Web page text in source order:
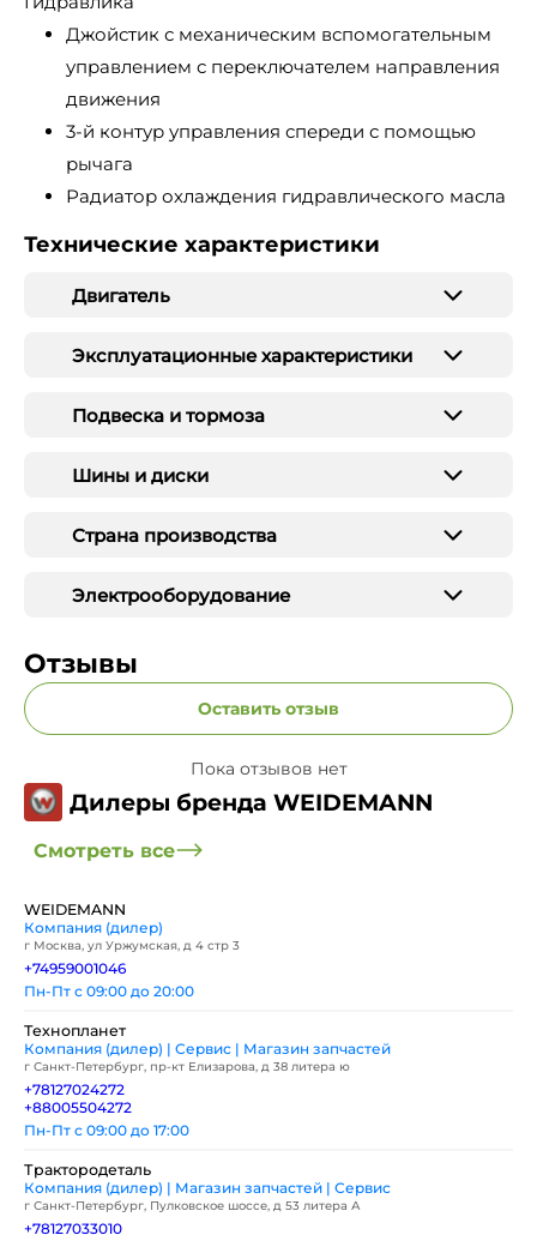
Джойстик с механическим вспомогательным
управлением с переключателем направления
движения
3-й контур управления спереди с помощью
рычага
Радиатор охлаждения гидравлического масла
Технические характеристики
Двигатель
Эксплуатационные характеристики
Подвеска и тормоза
Шины и диски
Страна производства
Электрооборудование
Отзывы
Оставить отзыв
Пока отзывов нет
Дилеры бренда WEIDEMANN
Смотреть все
WEIDEMANN
Компания (дилер)
г Москва, ул Уржумская, д 4 стр 3
+74959001046
Пн-Пт с 09:00 до 20:00
Технопланет
Компания (дилер) | Сервис | Магазин запчастей
г Санкт-Петербург, пр-кт Елизарова, д 38 литера ю
+78127024272
+88005504272
Пн-Пт с 09:00 до 17:00
Трактородеталь
Компания (дилер) | Магазин запчастей | Сервис
г Санкт-Петербург, Пулковское шоссе, д 53 литера А
+78127033010